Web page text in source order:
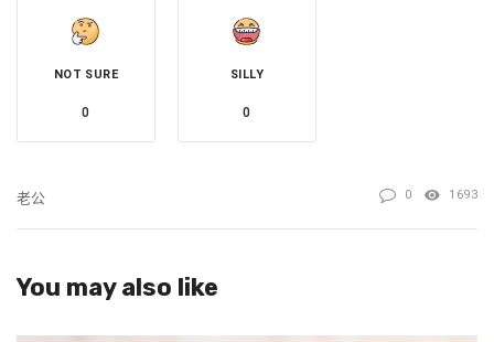
一個一歲半
一個剛出生快滿月
NOT SURE
0
SILLY
0
老公 0 1693
You may also like